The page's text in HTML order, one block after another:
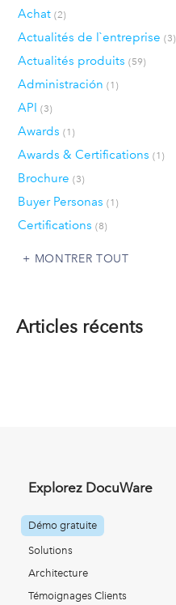
Achat (2)
Actualités de l`entreprise (3)
Actualités produits (59)
Administración (1)
API (3)
Awards (1)
Awards & Certifications (1)
Brochure (3)
Buyer Personas (1)
Certifications (8)
MONTRER TOUT
Articles récents
Explorez DocuWare
Démo gratuite
Solutions
Architecture
Témoignages Clients